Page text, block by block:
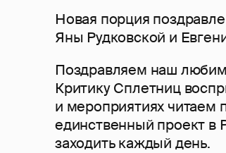
Новая порция
Яны Рудковской и
Поздравляем наш
Критику Сплетниц
и мероприятиях читаем
единственный проект в
заходить каждый день.